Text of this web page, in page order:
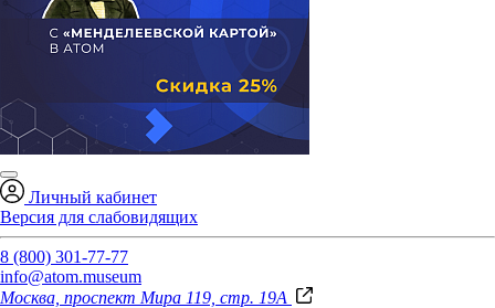
Личный кабинет
Версия для слабовидящих
8 (800) 301-77-77
info@atom.museum
Москва, проспект Мира 119, стр. 19А